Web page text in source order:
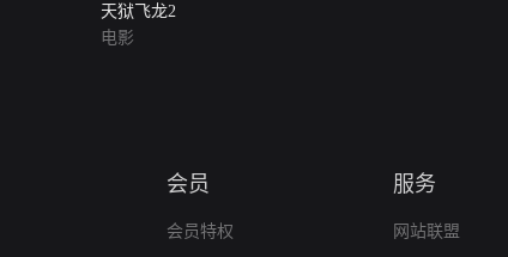
天狱飞龙2
电影
会员
会员特权
服务
网站联盟